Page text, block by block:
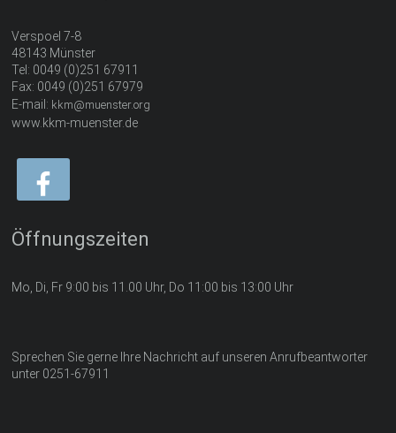
Verspoel 7-8
48143 Münster
Tel: 0049 (0)251 67911
Fax: 0049 (0)251 67979
E-mail: kkm@muenster.org
www.kkm-muenster.de
Öffnungszeiten
Mo, Di, Fr 9:00 bis 11.00 Uhr, Do 11:00 bis 13:00 Uhr
Sprechen Sie gerne Ihre Nachricht auf unseren Anrufbeantworter
unter 0251-67911